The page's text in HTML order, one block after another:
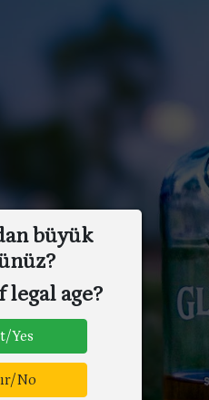
büyük
legal age?
Yes
No